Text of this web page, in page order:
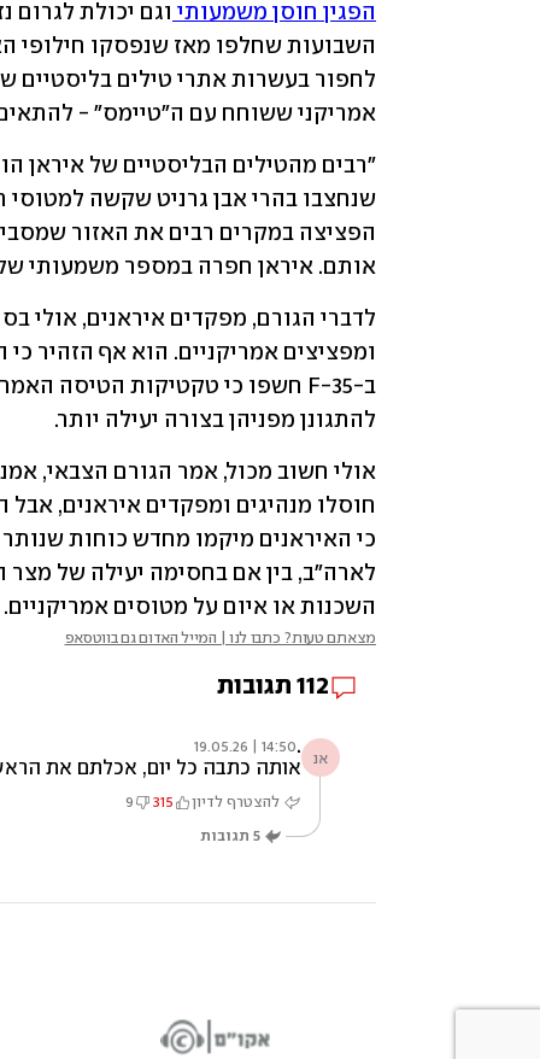
הפגין חוסן משמעותי
אמריקני ששוחח עם ה"טיימס" -
אותם. איראן חפרה במספר משמעותי
להתגונן מפניהן בצורה יעילה יותר.
השכנות או איום על מטוסים אמריקניים.
מצאתם טעות? כתבו לנו | המייל האדום גם בווטסאפ
112 תגובות
אנ .
14:50 | 19.05.26
אותה כתבה כל יום, אכלתם את
להצטרף לדיון 315
9
5 תגובות